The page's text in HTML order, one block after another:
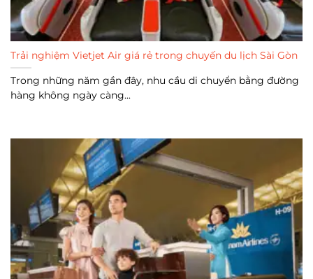
Trải nghiệm Vietjet Air giá rẻ trong chuyến du lịch Sài Gòn
Trong những năm gần đây, nhu cầu di chuyển bằng đường
hàng không ngày càng...